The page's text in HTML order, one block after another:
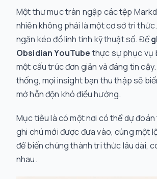
Một thư mục tràn ngập các tệp
nhiên không phải là một cơ sở tri
ngăn kéo đồ linh tinh kỹ thuật số. Để
Obsidian YouTube thực sự phục vụ
một cấu trúc đơn giản và đáng tin
thống, mọi insight bạn thu thập sẽ
mớ hỗn độn khó điều hướng.
Mục tiêu là có một nơi có thể dự
ghi chú mới được đưa vào, cùng một
để biến chúng thành tri thức lâu dài,
nhau.